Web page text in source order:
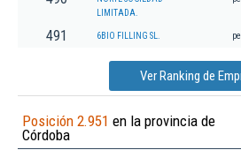
LIMITADA.
491 6BIO FILLING SL.
Ver Ranking de
Posición 2.951 en la provincia de
Córdoba